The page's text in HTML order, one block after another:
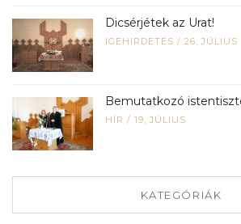
Dicsérjétek az Urat!
IGEHIRDETÉS / 26, JÚLIUS
Bemutatkozó
HÍR / 19, JÚLIUS
KATEGÓRIÁK